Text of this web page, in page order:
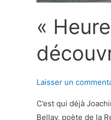
«
Laisser un
C’est qui déjà
Bellay, poète de la